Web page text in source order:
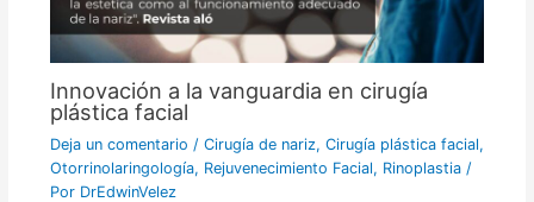
Innovación a la vanguardia en cirugía
plástica facial
Deja un comentario / Cirugía de nariz, Cirugía plástica facial,
Otorrinolaringología, Rejuvenecimiento Facial, Rinoplastia/
Por DrEdwinVelez